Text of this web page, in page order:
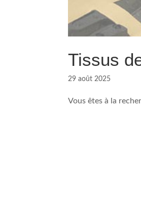
Tissus
29 août 2025
Vous êtes à la